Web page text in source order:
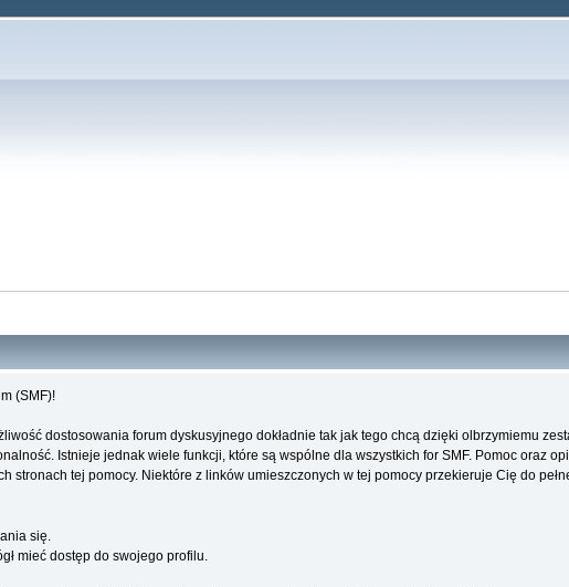
(SMF)!
dostosowania forum dyskusyjnego dokładnie tak jak tego chcą dzięki olbrzymiemu
Istnieje jednak wiele funkcji, które są wspólne dla wszystkich for SMF. Pomoc oraz
tej pomocy. Niektóre z linków umieszczonych w tej pomocy przekieruje Cię do
się.
mieć dostęp do swojego profilu.